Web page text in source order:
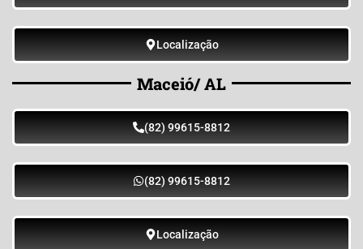
Localização
Maceió/ AL
(82) 99615-8812
(82) 99615-8812
Localização